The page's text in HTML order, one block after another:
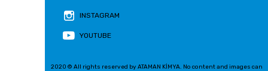
INSTAGRAM
YOUTUBE
2020 © All rights reserved by ATAMAN KİMYA. No content and images can